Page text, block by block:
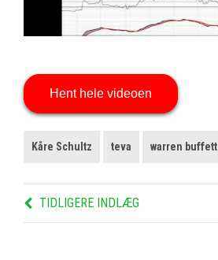
Hent hele videoen
Kåre Schultz teva warren buffett
TIDLIGERE INDLÆG